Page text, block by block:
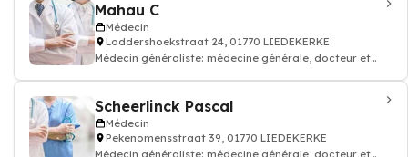
Mahau C
Médecin
Loddershoekstraat 24, 01770 LIEDEKERKE
Médecin généraliste: médecine générale, docteur et
Scheerlinck Pascal
Médecin
Pekenomensstraat 39, 01770 LIEDEKERKE
Médecin généraliste: médecine générale, docteur et